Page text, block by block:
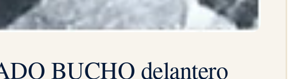
BUCHO delantero